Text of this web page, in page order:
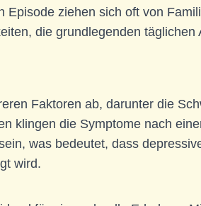
ziehen sich oft von
die grundlegenden
Faktoren ab, darunter die
klingen die Symptome nach
was bedeutet, dass
wird.